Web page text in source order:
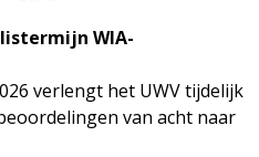
WIA-
verlengt het UWV tijdelijk
van acht naar